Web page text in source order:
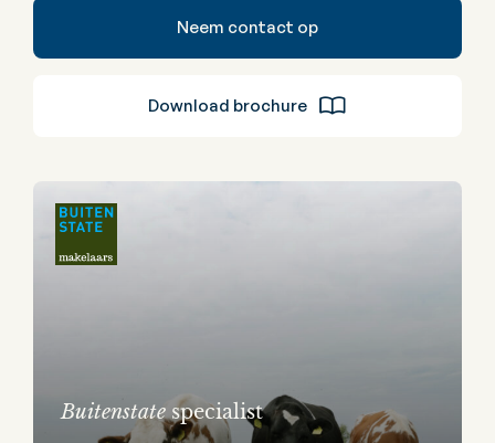
Neem contact op
Download brochure
Buitenstatespecialist